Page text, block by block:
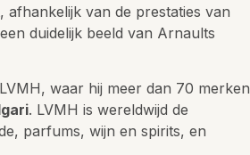
van de prestaties van
duidelijk beeld van Arnaults
waar hij meer dan 70 merken
. LVMH is wereldwijd de
parfums, wijn en spirits, en